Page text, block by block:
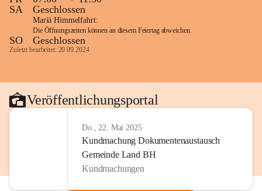
SA
Geschlossen
Mariä Himmelfahrt:
Die Öffnungszeiten können an diesem Feiertag abweichen.
SO Geschlossen
Zuletzt bearbeitet: 20.09.2024
Veröffentlichungsportal
Do., 22. Mai 2025
Kundmachung Dokumentenaustausch
Gemeinde Land BH
Kundmachungen